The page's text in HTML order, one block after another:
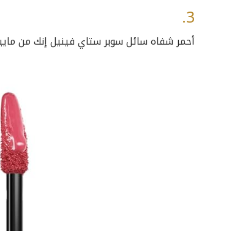
3.
أحمر شفاه سائل سوبر ستاي فينيل إنك من